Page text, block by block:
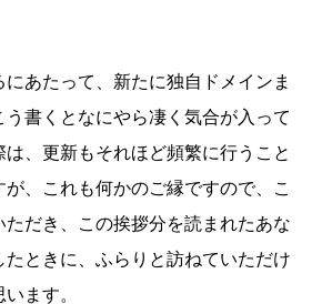
あたって、新たに独自ドメインま
書くとなにやら凄く気合が入って
、更新もそれほど頻繁に行うこと
が、これも何かのご縁ですので、こ
だき、この挨拶分を読まれたあな
たときに、ふらりと訪ねていただけ
ます。